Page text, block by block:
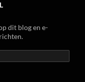
dit blog en e-